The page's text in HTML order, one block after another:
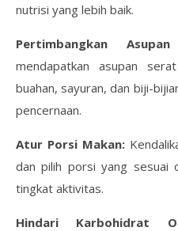
nutrisi yang lebih baik.
Pertimbangkan
mendapatkan asupan
buahan, sayuran, dan biji-
pencernaan.
Atur Porsi Makan:
dan pilih porsi yang sesuai
tingkat aktivitas.
Hindari Karbohidrat